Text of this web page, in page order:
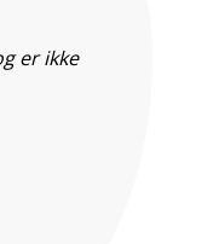
er ikke